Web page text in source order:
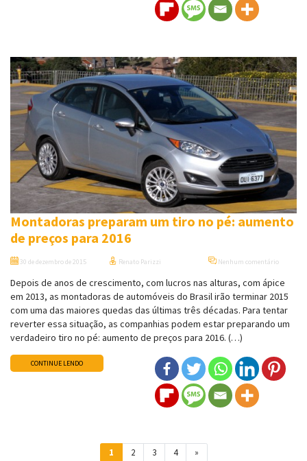
Montadoras preparam um tiro no pé: aumento
de preços para 2016
30 de dezembro de 2015 Renato Parizzi Nenhum comentário
Depois de anos de crescimento, com lucros nas alturas, com ápice
em 2013, as montadoras de automóveis do Brasil irão terminar 2015
com uma das maiores quedas das últimas três décadas. Para tentar
reverter essa situação, as companhias podem estar preparando um
verdadeiro tiro no pé: aumento de preços para 2016. (…)
CONTINUE LENDO
Navegação entre posts
1 2 3 4 »